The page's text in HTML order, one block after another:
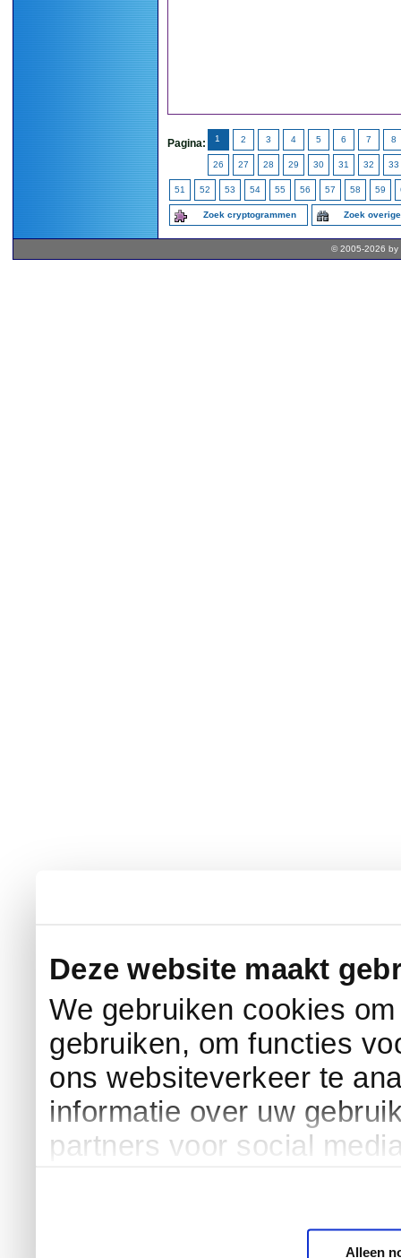
Deze website maakt
We gebruiken cookies
gebruiken, om functies
ons websiteverkeer te
informatie over uw
partners voor social
Alleen
Pagina: 1 2 3 4 5 6 7 8
26 27 28 29 30 31 32 33
51 52 53 54 55 56 57 58 59
Zoek cryptogrammen Zoek
© 2005-2026 by